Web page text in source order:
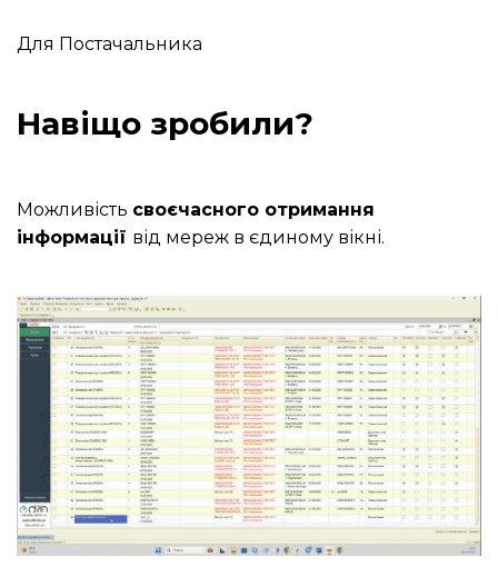
Для Постачальника
Навіщо зробили?
Можливість своєчасного отримання
інформації від мереж в єдиному вікні.